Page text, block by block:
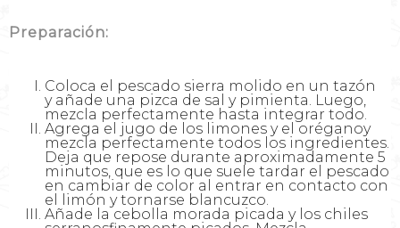
Preparación:
Coloca el pescado sierra molido en un tazón
y añade una pizca de sal y pimienta. Luego,
mezcla perfectamente hasta integrar todo.
Agrega el jugo de los limones y el oréganoy
mezcla perfectamente todos los ingredientes.
Deja que repose durante aproximadamente 5
minutos, que es lo que suele tardar el pescado
en cambiar de color al entrar en contacto con
el limón y tornarse blancuzco.
Añade la cebolla morada picada y los chiles